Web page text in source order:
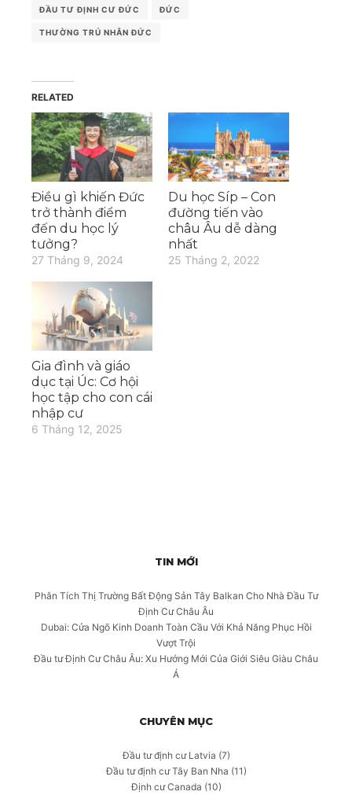
ĐẦU TƯ ĐỊNH CƯ ĐỨC ĐỨC
THƯỜNG TRÚ NHÂN ĐỨC
RELATED
Điều gì khiến Đức
trở thành điểm
đến du học lý
tưởng?
27 Tháng 9, 2024
Du học Síp – Con
đường tiến vào
châu Âu dễ dàng
nhất
25 Tháng 2, 2022
Gia đình và giáo
dục tại Úc: Cơ hội
học tập cho con cái
nhập cư
6 Tháng 12, 2025
TIN MỚI
Phân Tích Thị Trường Bất Động Sản Tây Balkan Cho Nhà Đầu Tư
Định Cư Châu Âu
Dubai: Cửa Ngõ Kinh Doanh Toàn Cầu Với Khả Năng Phục Hồi
Vượt Trội
Đầu tư Định Cư Châu Âu: Xu Hướng Mới Của Giới Siêu Giàu Châu
Á
CHUYÊN MỤC
Đầu tư định cư Latvia (7)
Đầu tư định cư Tây Ban Nha (11)
Định cư Canada (10)